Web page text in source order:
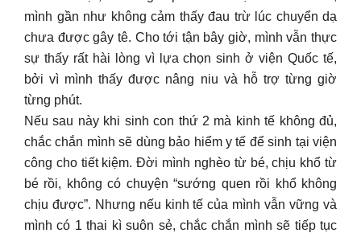
mình gần như không cảm thấy đau trừ lúc chuyển dạ
chưa được gây tê. Cho tới tận bây giờ, mình vẫn thực
sự thấy rất hài lòng vì lựa chọn sinh ở viện Quốc tế,
bởi vì mình thấy được nâng niu và hỗ trợ từng giờ
từng phút.
Nếu sau này khi sinh con thứ 2 mà kinh tế không đủ,
chắc chắn mình sẽ dùng bảo hiểm y tế để sinh tại viện
công cho tiết kiệm. Đời mình nghèo từ bé, chịu khổ từ
bé rồi, không có chuyện “sướng quen rồi khổ không
chịu được”. Nhưng nếu kinh tế của mình vẫn vững và
mình có 1 thai kì suôn sẻ, chắc chắn mình sẽ tiếp tục